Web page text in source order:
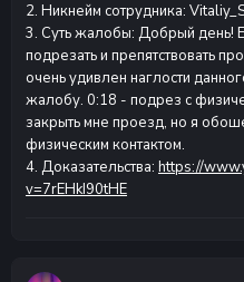
2. Никнейм сотрудника:
3. Суть жалобы: Добрый день!
подрезать и препятствовать
очень удивлен наглости
жалобу. 0:18 - подрез с
закрыть мне проезд, но я
физическим контактом.
4. Доказательства: https://
v=7rEHkI90tHE